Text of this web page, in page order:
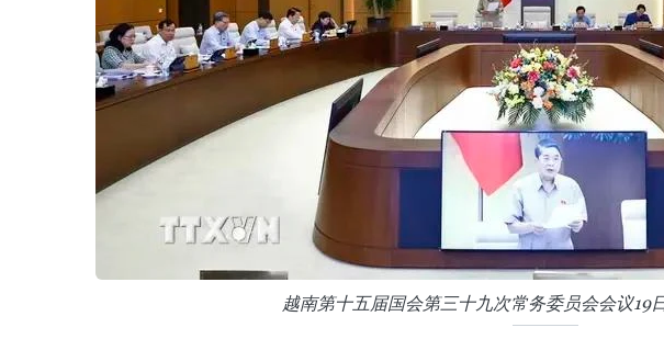
越南第十五届国会第三十九次常务委员会会议19